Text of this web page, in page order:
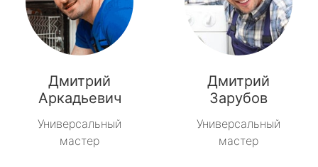
Дмитрий
Аркадьевич
Универсальный
мастер
Дмитрий
Зарубов
Универсальный
мастер